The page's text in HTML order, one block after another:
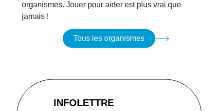
organismes. Jouer pour aider est plus vrai que
jamais !
Tous les organismes
INFOLETTRE